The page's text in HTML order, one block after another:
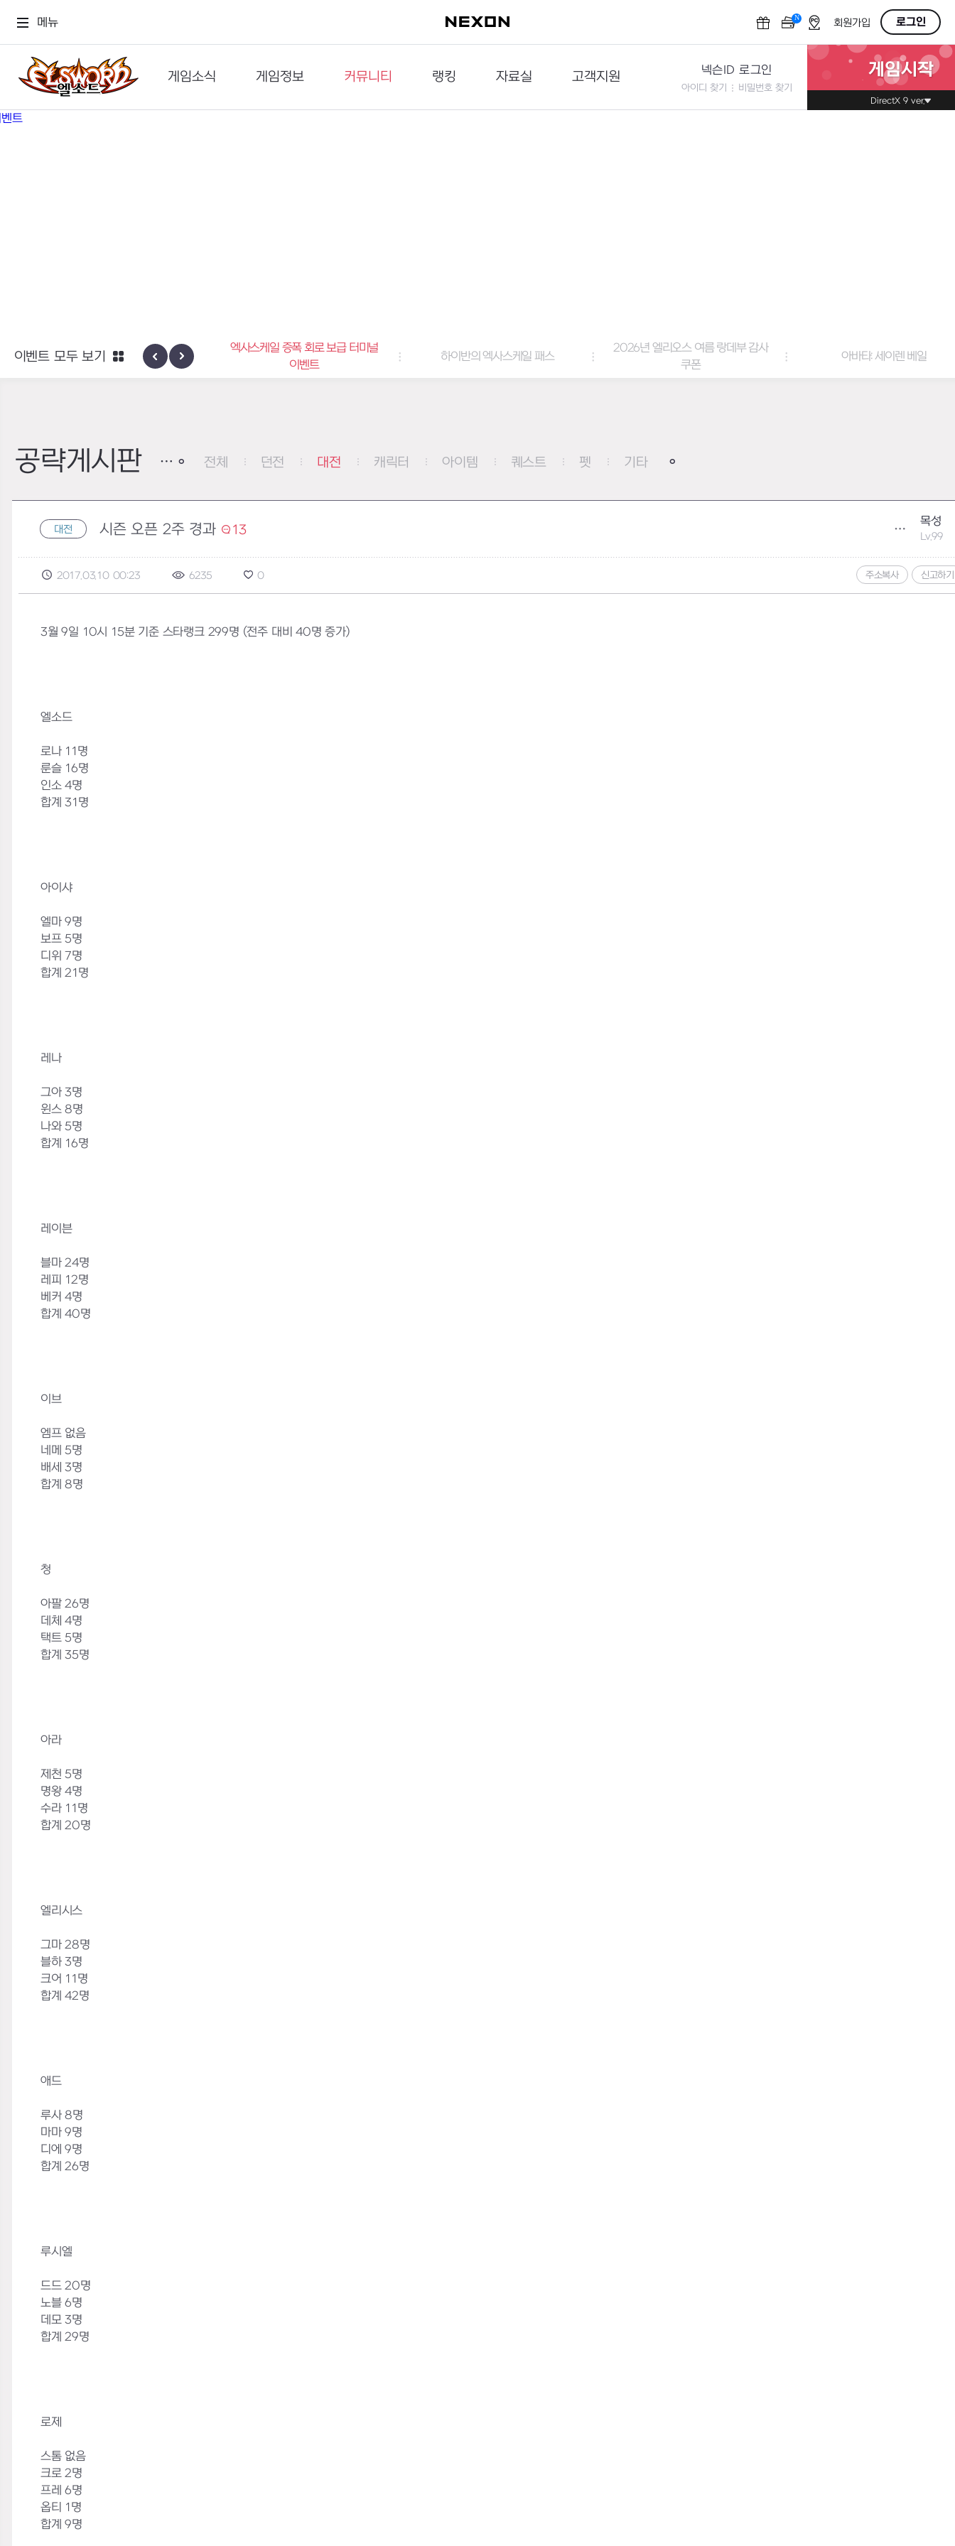
메뉴 N OFF회원가입 로그인
게임소식
공지사항
게임정보
세계관
커뮤니티
이슈게시판
랭킹
던전랭킹
자료실
다운로드
고객지원
문의하기
넥슨ID 로그인
아이디 찾기 비밀번호 찾기
게임시작
DirectX 9 ver.
신규 지역 네블론
엑사스케일 증폭 회로 보급 터미널
이벤트
하이반의 엑사스케일 패스
2026년 엘리오스 여름 랑데부 감사
쿠폰
아바타: 세이렌 베일
이벤트 모두 보기
공략게시판 전체 던전 대전 캐릭터 아이템 퀘스트 펫 기타
대전 시즌 오픈 2주 경과 13
목성
Lv.99
2017.03.10 00:23 6235 0 주소복사 신고하기
3월 9일 10시 15분 기준 스타랭크 299명 (전주 대비 40명 증가)
엘소드
로나 11명
룬슬 16명
인소 4명
합계 31명
아이샤
엘마 9명
보프 5명
디위 7명
합계 21명
레나
그아 3명
윈스 8명
나와 5명
합계 16명
레이븐
블마 24명
레피 12명
베커 4명
합계 40명
이브
엠프 없음
네메 5명
배세 3명
합계 8명
청
아팔 26명
데체 4명
택트 5명
합계 35명
아라
제천 5명
명왕 4명
수라 11명
합계 20명
엘리시스
그마 28명
블하 3명
크어 11명
합계 42명
애드
루사 8명
마마 9명
디에 9명
합계 26명
루시엘
드드 20명
노블 6명
데모 3명
합계 29명
로제
스톰 없음
크로 2명
프레 6명
옵티 1명
합계 9명